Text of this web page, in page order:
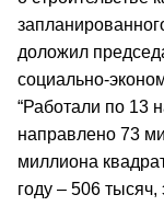
доложил
социально-
“Работали по 13
направлено 73
миллиона
году – 506